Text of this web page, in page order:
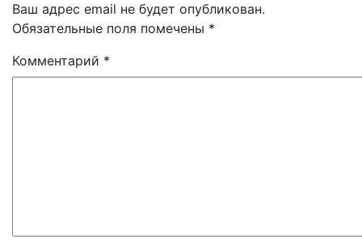
Ваш адрес email не будет опубликован.
Обязательные поля помечены *
Комментарий *